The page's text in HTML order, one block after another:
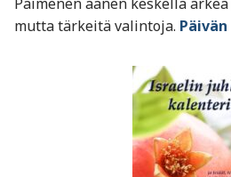
mutta tärkeitä valintoja. Päivän